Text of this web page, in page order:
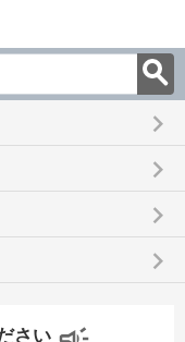
keyboard_arrow_right
keyboard_arrow_right
keyboard_arrow_right
keyboard_arrow_right
さい